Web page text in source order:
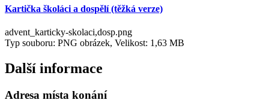
Kartička školáci a dospělí (těžká verze)
advent_karticky-skolaci,dosp.png
Typ souboru: PNG obrázek, Velikost: 1,63 MB
Další informace
Adresa místa konání